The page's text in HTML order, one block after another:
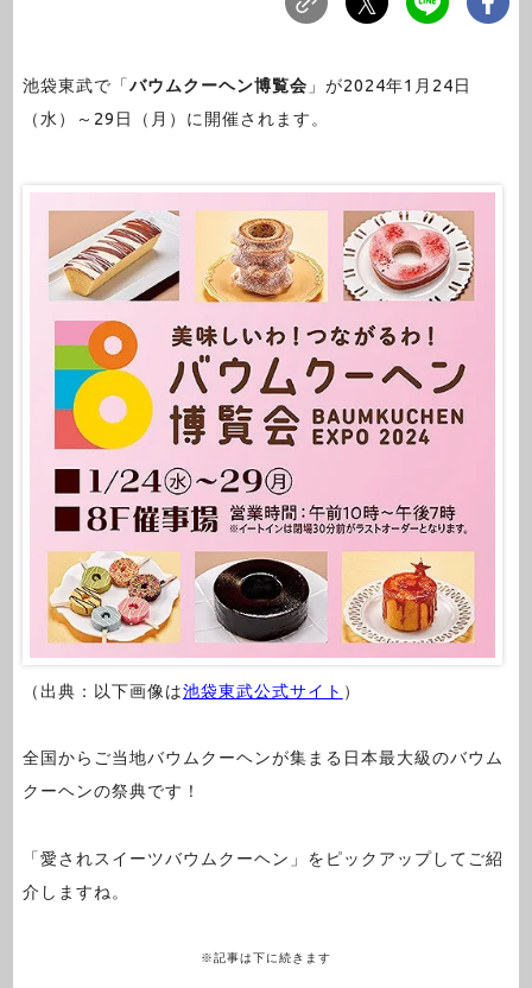
池袋東武で「バウムクーヘン博覧会 」が2024年1月24日
（水）～29日（月）に開催されます。
（出典：以下画像は池袋東武公式サイト ）
全国からご当地バウムクーヘンが集まる日本最大級のバウム
クーヘンの祭典です！
「愛されスイーツバウムクーヘン」をピックアップしてご紹
介しますね。
※記事は下に続きます